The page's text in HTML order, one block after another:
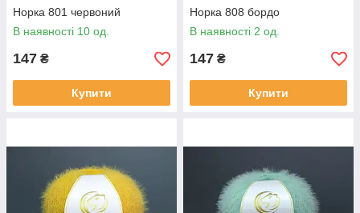
Норка 801 червоний
В наявності 10 од.
147 ₴
Купити
Норка 808 бордо
В наявності 2 од.
147 ₴
Купити